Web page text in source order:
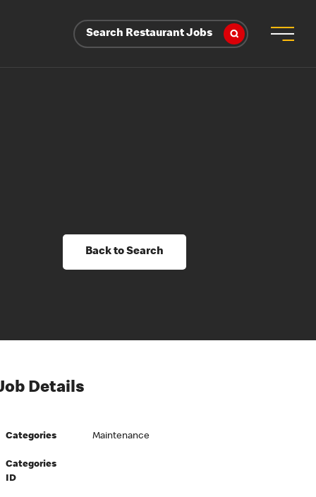
Search Restaurant Jobs
Back to Search
Details
Categories Maintenance
Categories
ID